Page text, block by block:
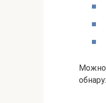
Можно